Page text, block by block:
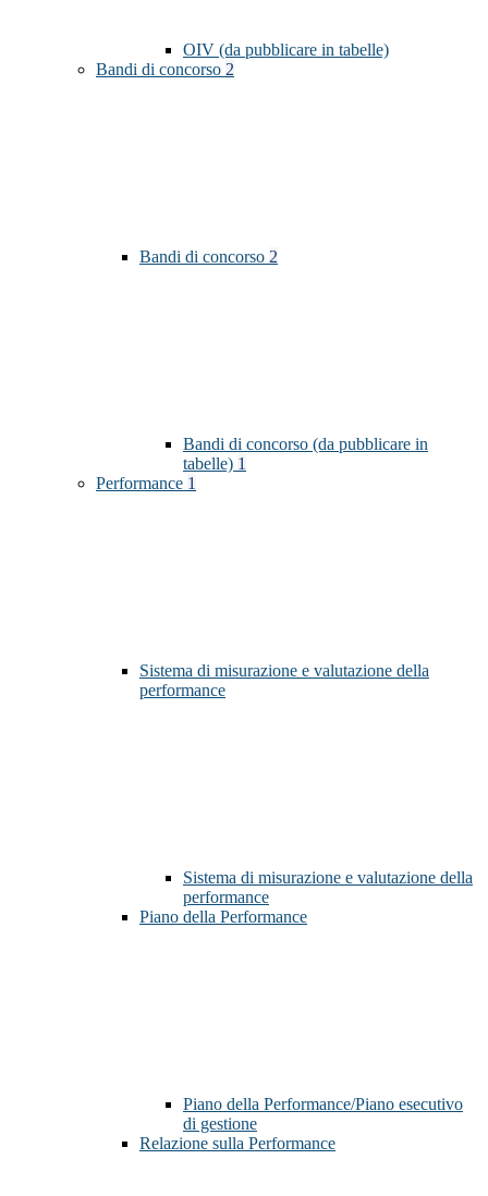
OIV (da pubblicare in tabelle)
Bandi di concorso 2
Bandi di concorso 2
Bandi di concorso (da pubblicare in
tabelle) 1
Performance 1
Sistema di misurazione e valutazione della
performance
Sistema di misurazione e valutazione della
performance
Piano della Performance
Piano della Performance/Piano esecutivo
di gestione
Relazione sulla Performance